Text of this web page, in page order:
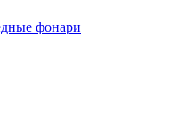
фонари